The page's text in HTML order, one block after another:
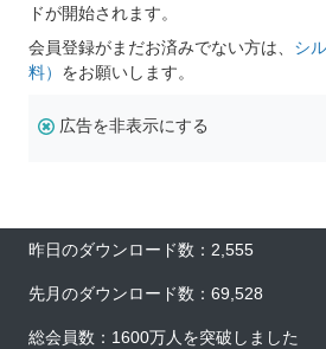
ドが開始されます。
会員登録がまだお済みでない方は、 シ
料） をお願いします。
広告を非表示にする
昨日のダウンロード数：2,555
先月のダウンロード数：69,528
総会員数：1600万人を突破しました